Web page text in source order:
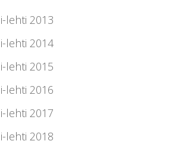
lehti 2013
lehti 2014
lehti 2015
lehti 2016
lehti 2017
lehti 2018